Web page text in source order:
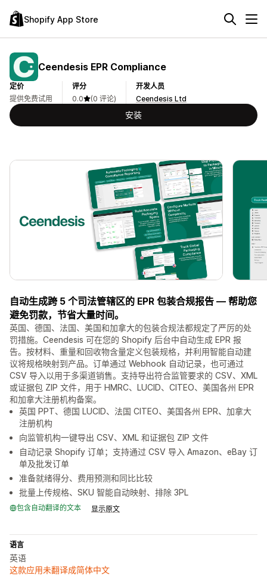
Shopify App Store
Ceendesis EPR Compliance
定价
提供免费试用
评分
0.0
(0 评论)
开发人员
Ceendesis Ltd
安装
自动生成跨 5 个司法管辖区的 EPR 包装合规报告 — 帮助您
避免罚款，节省大量时间。
英国、德国、法国、美国和加拿大的包装合规法都规定了严厉的处
罚措施。Ceendesis 可在您的 Shopify 后台中自动生成 EPR 报
告。按材料、重量和回收物含量定义包装规格，并利用智能自动建
议将规格映射到产品。订单通过 Webhook 自动记录，也可通过
CSV 导入以用于多渠道销售。支持导出符合监管要求的 CSV、XML
或证据包 ZIP 文件，用于 HMRC、LUCID、CITEO、美国各州 EPR
和加拿大注册机构备案。
英国 PPT、德国 LUCID、法国 CITEO、美国各州 EPR、加拿大
注册机构
向监管机构一键导出 CSV、XML 和证据包 ZIP 文件
自动记录 Shopify 订单；支持通过 CSV 导入 Amazon、eBay 订
单及批发订单
准备就绪得分、费用预测和同比比较
批量上传规格、SKU 智能自动映射、排除 3PL
包含自动翻译的文本 显示原文
语言
英语
这款应用未翻译成简体中文